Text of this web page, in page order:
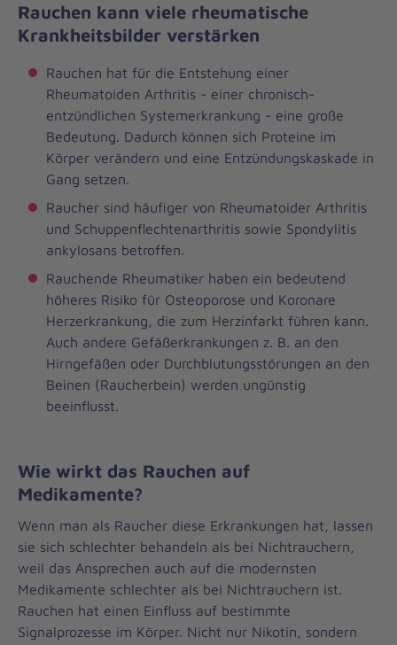
Rauchen kann viele rheumatische
Krankheitsbilder verstärken
Rauchen hat für die Entstehung einer
Rheumatoiden Arthritis - einer chronisch-
entzündlichen Systemerkrankung - eine große
Bedeutung. Dadurch können sich Proteine im
Körper verändern und eine Entzündungskaskade in
Gang setzen.
Raucher sind häufiger von Rheumatoider Arthritis
und Schuppenflechtenarthritis sowie Spondylitis
ankylosans betroffen.
Rauchende Rheumatiker haben ein bedeutend
höheres Risiko für Osteoporose und Koronare
Herzerkrankung, die zum Herzinfarkt führen kann.
Auch andere Gefäßerkrankungen z. B. an den
Hirngefäßen oder Durchblutungsstörungen an den
Beinen (Raucherbein) werden ungünstig
beeinflusst.
Wie wirkt das Rauchen auf
Medikamente?
Wenn man als Raucher diese Erkrankungen hat, lassen
sie sich schlechter behandeln als bei Nichtrauchern,
weil das Ansprechen auch auf die modernsten
Medikamente schlechter als bei Nichtrauchern ist.
Rauchen hat einen Einfluss auf bestimmte
Signalprozesse im Körper. Nicht nur Nikotin, sondern